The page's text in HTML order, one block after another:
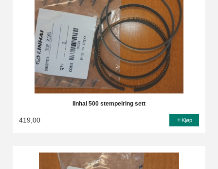
linhai 500 stempelring sett
419,00 Kjøp